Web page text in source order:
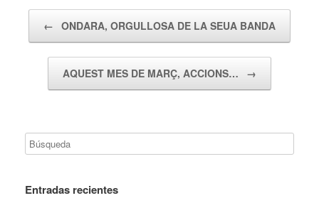
← ONDARA, ORGULLOSA DE LA SEUA BANDA
AQUEST MES DE MARÇ, ACCIONS… →
Entradas recientes